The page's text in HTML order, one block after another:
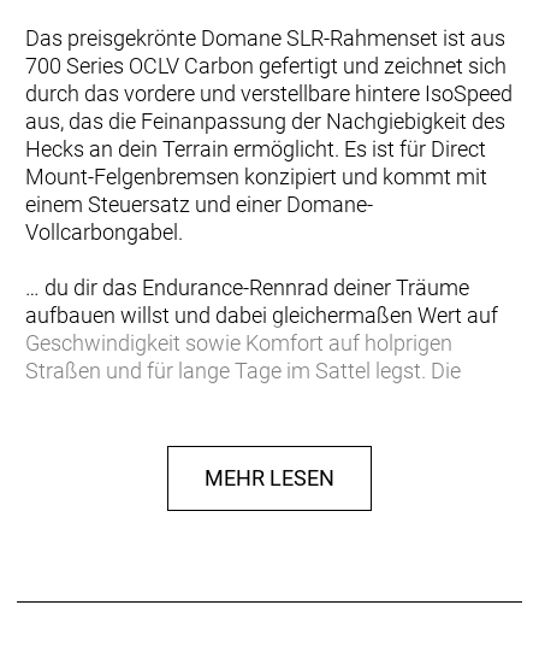
Das preisgekrönte Domane SLR-Rahmenset ist aus
700 Series OCLV Carbon gefertigt und zeichnet sich
durch das vordere und verstellbare hintere IsoSpeed
aus, das die Feinanpassung der Nachgiebigkeit des
Hecks an dein Terrain ermöglicht. Es ist für Direct
Mount-Felgenbremsen konzipiert und kommt mit
einem Steuersatz und einer Domane-
Vollcarbongabel.
… du dir das Endurance-Rennrad deiner Träume
aufbauen willst und dabei gleichermaßen Wert auf
Geschwindigkeit sowie Komfort auf holprigen
Straßen und für lange Tage im Sattel legst. Die
Ein leichter Rahmen aus 600 Series OCLV Carbon
MEHR LESEN